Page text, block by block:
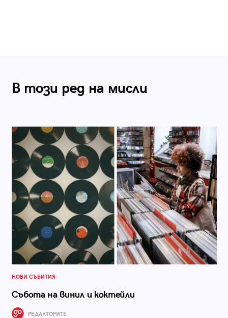
В този ред на мисли
НОВИ СЪБИТИЯ
Събота на винил и коктейли
РЕДАКТОРИТЕ